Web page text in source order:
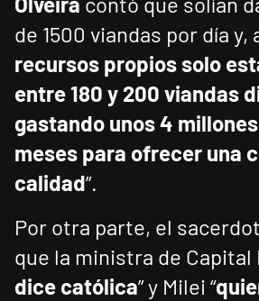
de 1500 viandas por día y,
recursos propios solo
entre 180 y 200 viandas
gastando unos 4
meses para ofrecer una
calidad”.
Por otra parte, el
que la ministra de Capital
dice católica” y Milei “